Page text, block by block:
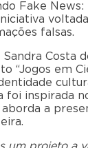
Fake
falsas.
Sandra Costa
“Jogos em
foi inspirada
aborda a